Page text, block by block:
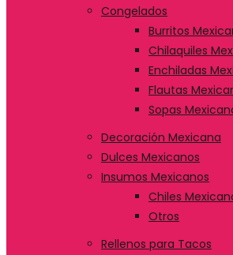
Congelados
Burritos
Chilaquiles
Enchiladas
Flautas
Sopas
Decoración Mexicana
Dulces Mexicanos
Insumos Mexicanos
Chiles
Otros
Rellenos para Tacos